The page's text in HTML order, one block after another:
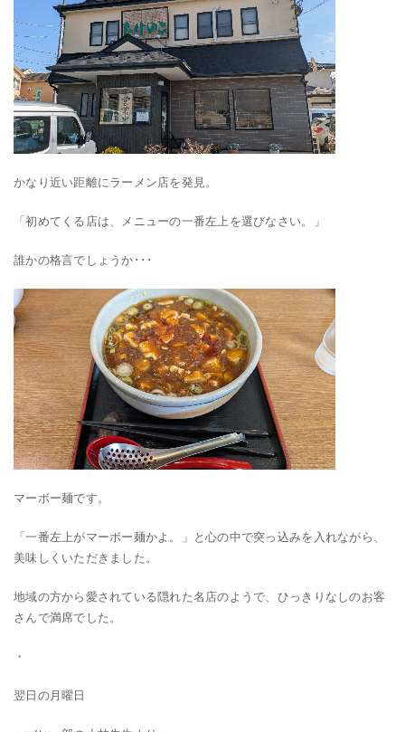
かなり近い距離にラーメン店を発見。
「初めてくる店は、メニューの一番左上を選びなさい。」
誰かの格言でしょうか･･･
マーボー麺です。
「一番左上がマーボー麺かよ。」と心の中で突っ込みを入れながら、
美味しくいただきました。
地域の方から愛されている隠れた名店のようで、ひっきりなしのお客
さんで満席でした。
・
翌日の月曜日